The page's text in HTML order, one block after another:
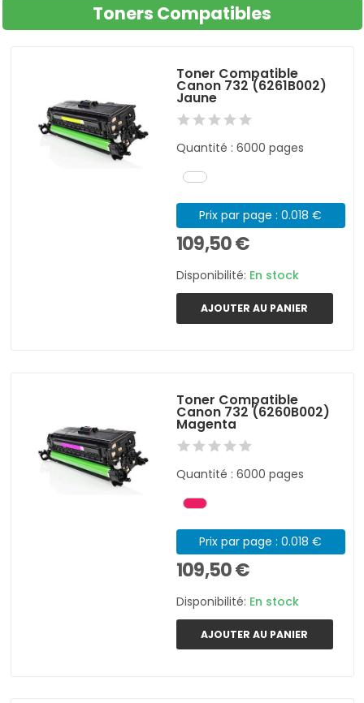
Toners Compatibles
Toner Compatible
Canon 732 (6261B002)
Jaune
Quantité : 6000 pages
Prix par page : 0.018 €
109,50 €
Disponibilité: En stock
AJOUTER AU PANIER
Toner Compatible
Canon 732 (6260B002)
Magenta
Quantité : 6000 pages
Prix par page : 0.018 €
109,50 €
Disponibilité: En stock
AJOUTER AU PANIER